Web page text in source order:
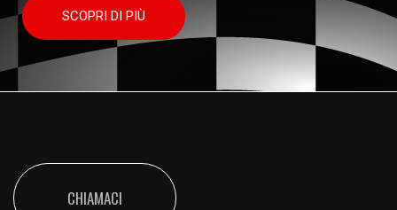
SCOPRI DI PIÙ
CHIAMACI